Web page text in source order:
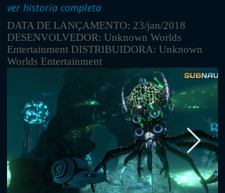
ver historia completa
DATA DE LANÇAMENTO: 23/jan/2018
DESENVOLVEDOR: Unknown Worlds
Entertainment DISTRIBUIDORA: Unknown
Worlds Entertainment